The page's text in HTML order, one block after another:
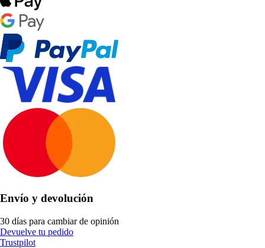
Envío y devolución
30 días para cambiar de opinión
Devuelve tu pedido
Trustpilot